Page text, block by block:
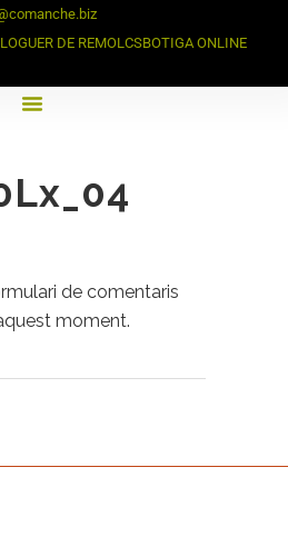
DE REMOLCSBOTIGA ONLINE
de comentaris
moment.